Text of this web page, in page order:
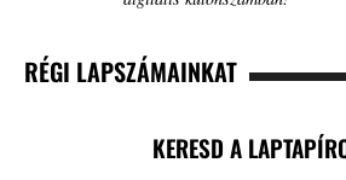
RÉGI LAPSZÁMAINKAT
KERESD A